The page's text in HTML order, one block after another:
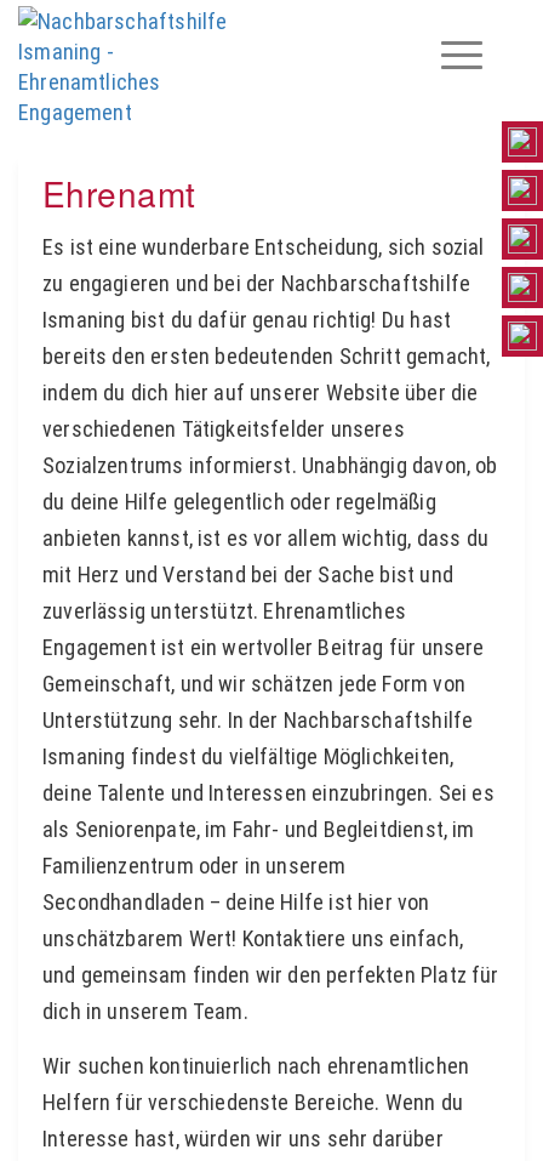
Ehrenamt
Es ist eine wunderbare Entscheidung, sich sozial
zu engagieren und bei der Nachbarschaftshilfe
Ismaning bist du dafür genau richtig! Du hast
bereits den ersten bedeutenden Schritt gemacht,
indem du dich hier auf unserer Website über die
verschiedenen Tätigkeitsfelder unseres
Sozialzentrums informierst. Unabhängig davon, ob
du deine Hilfe gelegentlich oder regelmäßig
anbieten kannst, ist es vor allem wichtig, dass du
mit Herz und Verstand bei der Sache bist und
zuverlässig unterstützt. Ehrenamtliches
Engagement ist ein wertvoller Beitrag für unsere
Gemeinschaft, und wir schätzen jede Form von
Unterstützung sehr. In der Nachbarschaftshilfe
Ismaning findest du vielfältige Möglichkeiten,
deine Talente und Interessen einzubringen. Sei es
als Seniorenpate, im Fahr- und Begleitdienst, im
Familienzentrum oder in unserem
Secondhandladen – deine Hilfe ist hier von
unschätzbarem Wert! Kontaktiere uns einfach,
und gemeinsam finden wir den perfekten Platz für
dich in unserem Team.
Wir suchen kontinuierlich nach ehrenamtlichen
Helfern für verschiedenste Bereiche. Wenn du
Interesse hast, würden wir uns sehr darüber